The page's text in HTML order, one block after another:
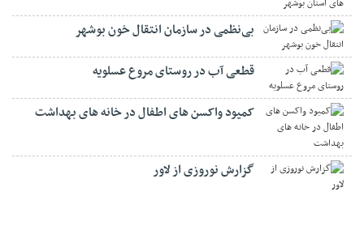
بی‌نظمی در سازمان انتقال خون بوشهر
قطعی آب در روستای مروع عسلویه
کمیود واکسن های اطفال در خانه های بهداشت
گزارش نوروزی از لاور